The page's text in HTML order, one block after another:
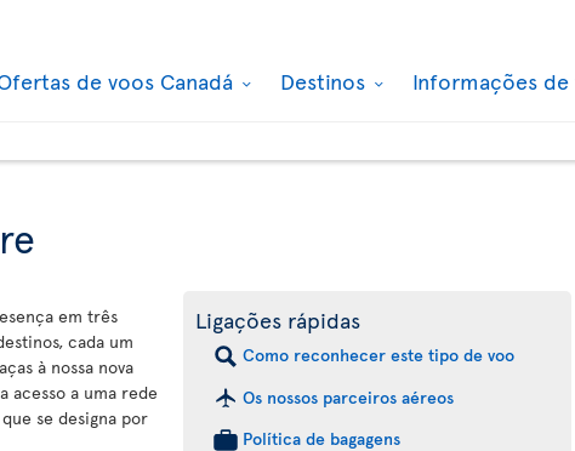
de voos Canadá Destinos Informações de
em três
cada um
à nossa nova
acesso a uma rede
se designa por
Ligações rápidas
Como reconhecer este tipo de voo
Os nossos parceiros aéreos
Política de bagagens